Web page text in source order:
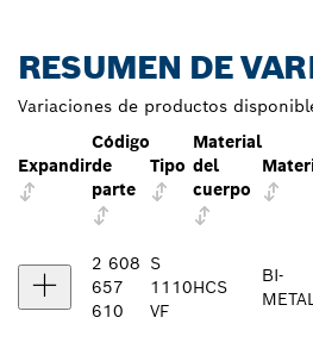
RESUMEN DE
Variaciones de productos
Expandir
Código
de
parte
Tipo
Material
del
cuerpo
2 608
657
610
S
1110
VF
HCS
BI-